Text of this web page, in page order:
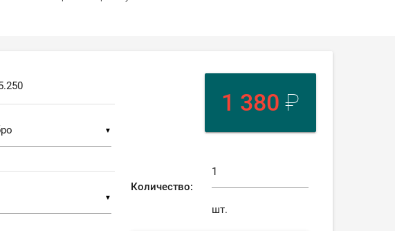
▼
▼
1 380 ₽
Количество:
шт.